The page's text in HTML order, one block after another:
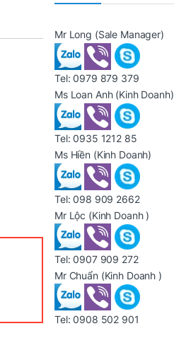
Mr Long (Sale Manager)
Tel:0979 879 379
Ms Loan Anh (Kinh Doanh)
Tel:0935 1212 85
Ms Hiền (Kinh Doanh)
Tel:098 909 2662
Mr Lộc (Kinh Doanh )
Tel:0907 909 272
Mr Chuẩn (Kinh Doanh )
Tel:0908 502 901